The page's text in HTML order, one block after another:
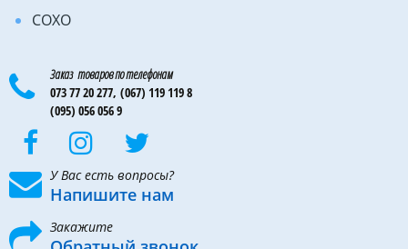
COXO
Заказ товаров по телефонам
073 77 20 277, (067) 119 119 8
(095) 056 056 9
У Вас есть вопросы?
Напишите нам
Закажите